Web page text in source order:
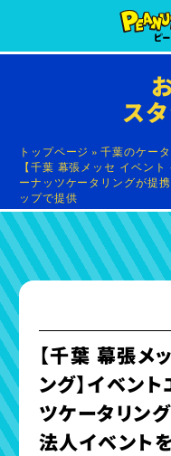
ス
トップページ »千葉のケー
【千葉 幕張メッセ イベン
ーナッツケータリングが提
ップで提供
【千葉 幕張メ
ング】イベン
ツケータリン
法人イベント